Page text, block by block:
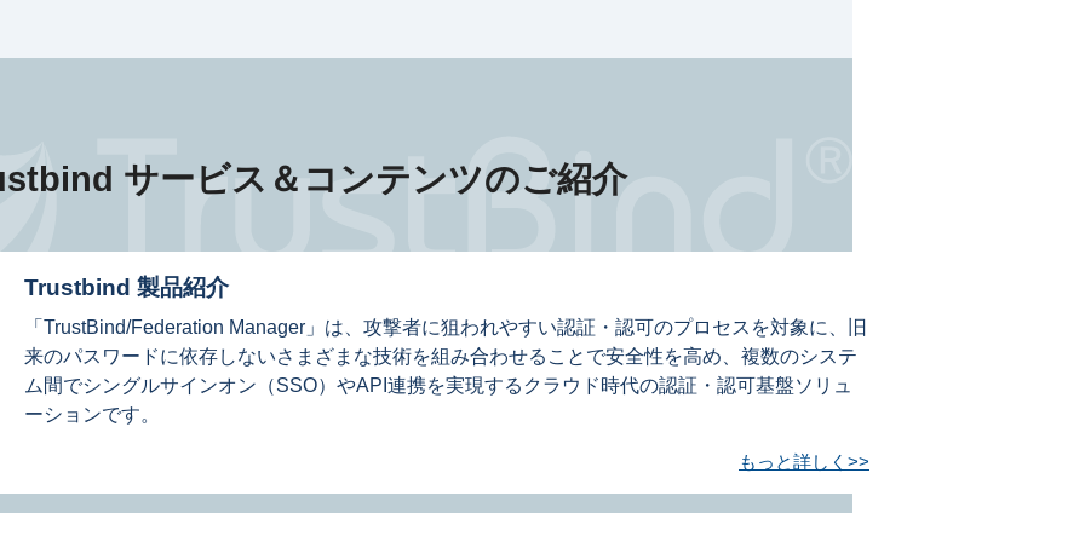
サービス＆ コンテンツのご紹介
Trustbind 製品紹介
「TrustBind/Federation Manager」は、攻撃者に狙われやすい認証・認可のプロセスを対象に、旧
来のパスワードに依存しないさまざまな技術を組み合わせることで安全性を高め、複数のシステ
ム間でシングルサインオン（SSO）やAPI連携を実現するクラウド時代の認証・認可基盤ソリュ
ーションです。
もっと詳しく